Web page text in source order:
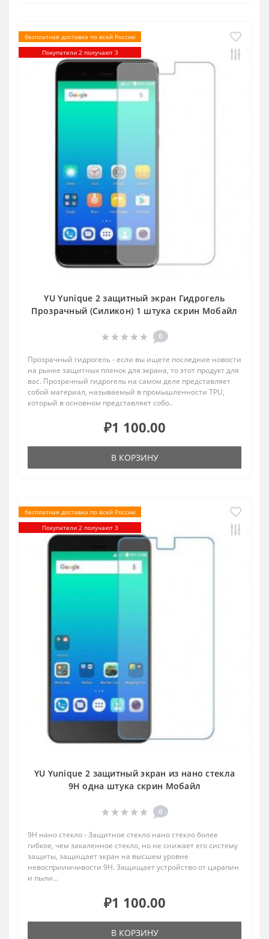
бесплатная доставка по всей России
Покупатели 2 получают 3
YU Yunique 2 защитный экран Гидрогель
Прозрачный (Силикон) 1 штука скрин Мобайл
0
Прозрачный гидрогель - если вы ищете последние новости
на рынке защитных пленок для экрана, то этот продукт для
вас. Прозрачный гидрогель на самом деле представляет
собой материал, называемый в промышленности TPU,
который в основном представляет собо..
₽1 100.00
В КОРЗИНУ
бесплатная доставка по всей России
Покупатели 2 получают 3
YU Yunique 2 защитный экран из нано стекла
9H одна штука скрин Мобайл
0
9H нано стекло - Защитное стекло нано стекло более
гибкое, чем закаленное стекло, но не снижает его систему
защиты, защищает экран на высшем уровне
невосприимчивости 9H. Защищает устройство от царапин
и пыли...
₽1 100.00
В КОРЗИНУ